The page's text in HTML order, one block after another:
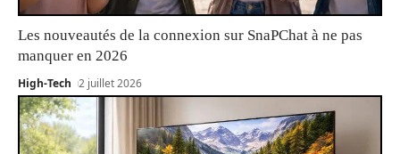
Les nouveautés de la connexion sur SnaPChat à ne pas
manquer en 2026
High-Tech 2 juillet 2026